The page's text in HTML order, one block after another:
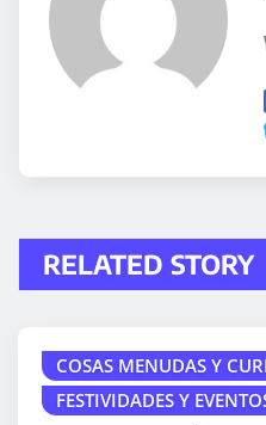
RELATED STORY
COSAS MENUDAS Y
FESTIVIDADES Y